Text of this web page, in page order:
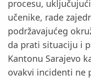
procesu,
učenike, rade
podržavajućeg
da prati situaciju i
Kantonu Sarajevo
ovakvi incidenti ne